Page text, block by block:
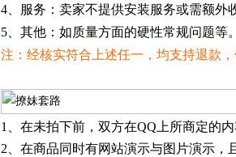
4、服务：卖家不提供安装服务或需额外
5、其他：如质量方面的硬性常规问题等。
注：经核实符合上述任一，均支持退款
1、在未拍下前，双方在QQ上所商定的
2、在商品同时有网站演示与图片演示